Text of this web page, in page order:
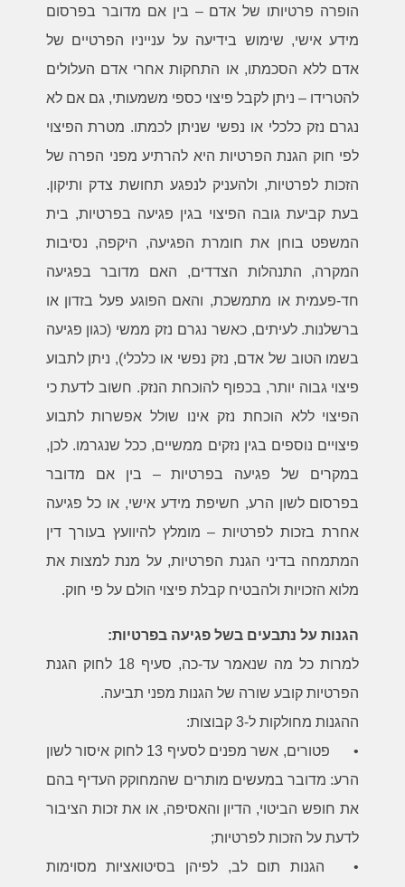
הופרה פרטיותו של אדם – בין אם מדובר בפרסום
מידע אישי, שימוש בידיעה על ענייניו הפרטיים של
אדם ללא הסכמתו, או התחקות אחרי אדם העלולים
להטרידו – ניתן לקבל פיצוי כספי משמעותי, גם אם לא
נגרם נזק כלכלי או נפשי שניתן לכמתו. מטרת הפיצוי
לפי חוק הגנת הפרטיות היא להרתיע מפני הפרה של
הזכות לפרטיות, ולהעניק לנפגע תחושת צדק ותיקון.
בעת קביעת גובה הפיצוי בגין פגיעה בפרטיות, בית
המשפט בוחן את חומרת הפגיעה, היקפה, נסיבות
המקרה, התנהלות הצדדים, האם מדובר בפגיעה
חד-פעמית או מתמשכת, והאם הפוגע פעל בזדון או
ברשלנות. לעיתים, כאשר נגרם נזק ממשי (כגון פגיעה
בשמו הטוב של אדם, נזק נפשי או כלכלי), ניתן לתבוע
פיצוי גבוה יותר, בכפוף להוכחת הנזק. חשוב לדעת כי
הפיצוי ללא הוכחת נזק אינו שולל אפשרות לתבוע
פיצויים נוספים בגין נזקים ממשיים, ככל שנגרמו. לכן,
במקרים של פגיעה בפרטיות – בין אם מדובר
בפרסום לשון הרע, חשיפת מידע אישי, או כל פגיעה
אחרת בזכות לפרטיות – מומלץ להיוועץ בעורך דין
המתמחה בדיני הגנת הפרטיות, על מנת למצות את
מלוא הזכויות ולהבטיח קבלת פיצוי הולם על פי חוק.
הגנות על נתבעים בשל פגיעה בפרטיות:
למרות כל מה שנאמר עד-כה, סעיף 18 לחוק הגנת
הפרטיות קובע שורה של הגנות מפני תביעה.
ההגנות מחולקות ל-3 קבוצות:
•
פטורים, אשר מפנים לסעיף 13 לחוק איסור לשון
הרע: מדובר במעשים מותרים שהמחוקק העדיף בהם
את חופש הביטוי, הדיון והאסיפה, או את זכות הציבור
לדעת על הזכות לפרטיות;
•
הגנות תום לב, לפיהן בסיטואציות מסוימות